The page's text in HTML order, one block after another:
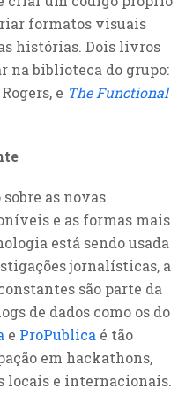
formatos visuais
histórias. Dois livros
na biblioteca do grupo:
e The Functional
as novas
e as formas mais
está sendo usada
jornalísticas, a
são parte da
de dados como os do
e ProPublica é tão
em hackathons,
locais e internacionais.